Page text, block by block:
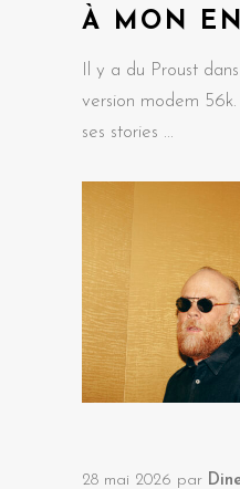
À MON
Il y a du Proust
version modem
ses stories
28 mai 2026 par